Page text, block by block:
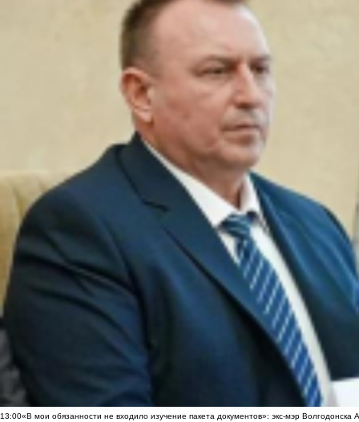
13:00«В мои обязанности не входило изучение пакета документов»: экс-мэр